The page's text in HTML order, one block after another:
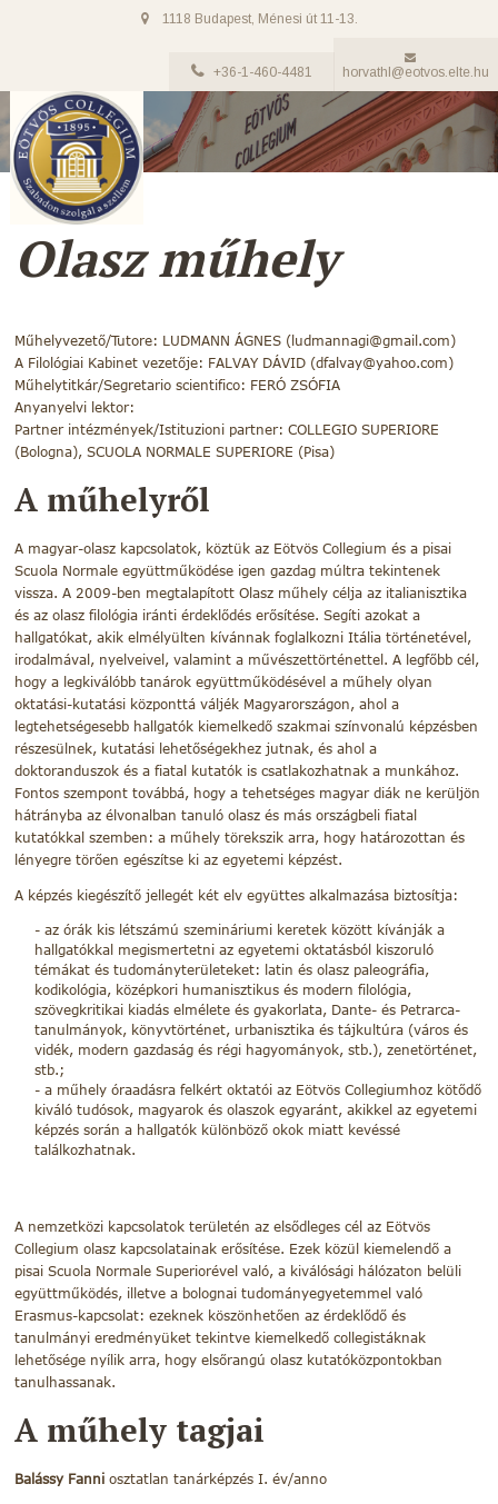
1118 Budapest, Ménesi út 11-13.
+36-1-460-4481 horvathl@eotvos.elte.hu
Olasz műhely
Műhelyvezető/Tutore: LUDMANN ÁGNES (ludmannagi@gmail.com)
A Filológiai Kabinet vezetője: FALVAY DÁVID (dfalvay@yahoo.com)
Műhelytitkár/Segretario scientifico: FERÓ ZSÓFIA
Anyanyelvi lektor:
Partner intézmények/Istituzioni partner: COLLEGIO SUPERIORE
(Bologna), SCUOLA NORMALE SUPERIORE (Pisa)
A műhelyről
A magyar-olasz kapcsolatok, köztük az Eötvös Collegium és a pisai
Scuola Normale együttműködése igen gazdag múltra tekintenek
vissza. A 2009-ben megtalapított Olasz műhely célja az italianisztika
és az olasz filológia iránti érdeklődés erősítése. Segíti azokat a
hallgatókat, akik elmélyülten kívánnak foglalkozni Itália történetével,
irodalmával, nyelveivel, valamint a művészettörténettel. A legfőbb cél,
hogy a legkiválóbb tanárok együttműködésével a műhely olyan
oktatási-kutatási központtá váljék Magyarországon, ahol a
legtehetségesebb hallgatók kiemelkedő szakmai színvonalú képzésben
részesülnek, kutatási lehetőségekhez jutnak, és ahol a
doktoranduszok és a fiatal kutatók is csatlakozhatnak a munkához.
Fontos szempont továbbá, hogy a tehetséges magyar diák ne kerüljön
hátrányba az élvonalban tanuló olasz és más országbeli fiatal
kutatókkal szemben: a műhely törekszik arra, hogy határozottan és
lényegre törően egészítse ki az egyetemi képzést.
A képzés kiegészítő jellegét két elv együttes alkalmazása biztosítja:
az órák kis létszámú szemináriumi keretek között kívánják a
hallgatókkal megismertetni az egyetemi oktatásból kiszoruló
témákat és tudományterületeket: latin és olasz paleográfia,
kodikológia, középkori humanisztikus és modern filológia,
szövegkritikai kiadás elmélete és gyakorlata, Dante- és Petrarca-
tanulmányok, könyvtörténet, urbanisztika és tájkultúra (város és
vidék, modern gazdaság és régi hagyományok, stb.), zenetörténet,
stb.;
a műhely óraadásra felkért oktatói az Eötvös Collegiumhoz kötődő
kiváló tudósok, magyarok és olaszok egyaránt, akikkel az egyetemi
képzés során a hallgatók különböző okok miatt kevéssé
találkozhatnak.
A nemzetközi kapcsolatok területén az elsődleges cél az Eötvös
Collegium olasz kapcsolatainak erősítése. Ezek közül kiemelendő a
pisai Scuola Normale Superiorével való, a kiválósági hálózaton belüli
együttműködés, illetve a bolognai tudományegyetemmel való
Erasmus-kapcsolat: ezeknek köszönhetően az érdeklődő és
tanulmányi eredményüket tekintve kiemelkedő collegistáknak
lehetősége nyílik arra, hogy elsőrangú olasz kutatóközpontokban
tanulhassanak.
A műhely tagjai
Balássy Fanni osztatlan tanárképzés I. év/anno